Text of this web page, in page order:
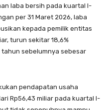
laba bersih pada kuartal I-
per 31 Maret 2026, laba
kepada pemilik entitas
turun sekitar 18,6%
sebelumnya sebesar
pendapatan usaha
Rp56,43 miliar pada kuartal I-